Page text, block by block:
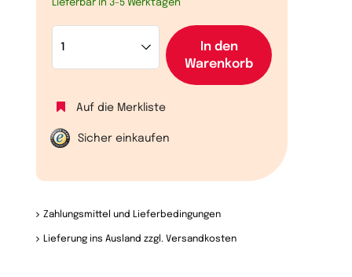
Lieferbar in 3-5 Werktagen
In den
Warenkorb
Auf die Merkliste
Sicher einkaufen
Zahlungsmittel und Lieferbedingungen
Lieferung ins Ausland zzgl. Versandkosten